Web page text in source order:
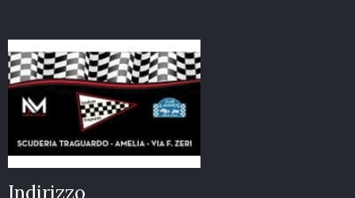
Indirizzo